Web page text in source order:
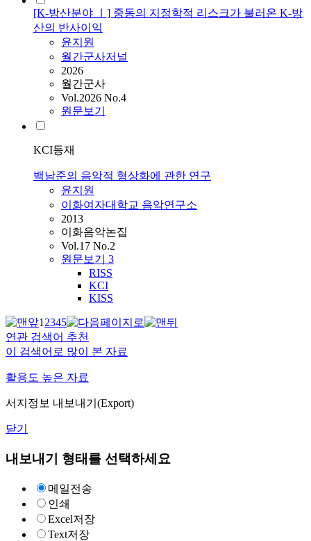
[K-방산분야 Ⅰ] 중동의 지정학적 리스크가 불러온 K-방
산의 반사이익
윤지원
월간군사저널
2026
월간군사
Vol.2026 No.4
원문보기
KCI등재
백남준의 음악적 형상화에 관한 연구
윤지원
이화여자대학교 음악연구소
2013
이화음악논집
Vol.17 No.2
원문보기 3
RISS
KCI
KISS
12345
연관 검색어 추천
이 검색어로 많이 본 자료
활용도 높은 자료
서지정보 내보내기(Export)
닫기
내보내기 형태를 선택하세요
메일전송
인쇄
Excel저장
Text저장